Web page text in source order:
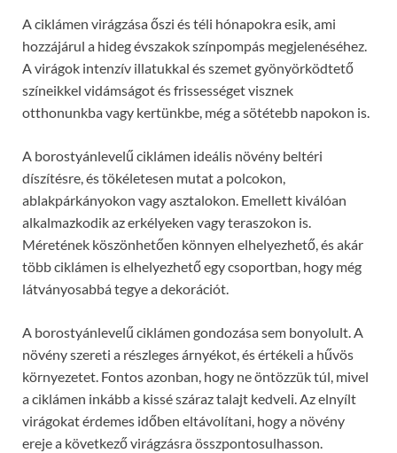
A ciklámen virágzása őszi és téli hónapokra esik, ami
hozzájárul a hideg évszakok színpompás megjelenéséhez.
A virágok intenzív illatukkal és szemet gyönyörködtető
színeikkel vidámságot és frissességet visznek
otthonunkba vagy kertünkbe, még a sötétebb napokon is.
A borostyánlevelű ciklámen ideális növény beltéri
díszítésre, és tökéletesen mutat a polcokon,
ablakpárkányokon vagy asztalokon. Emellett kiválóan
alkalmazkodik az erkélyeken vagy teraszokon is.
Méretének köszönhetően könnyen elhelyezhető, és akár
több ciklámen is elhelyezhető egy csoportban, hogy még
látványosabbá tegye a dekorációt.
A borostyánlevelű ciklámen gondozása sem bonyolult. A
növény szereti a részleges árnyékot, és értékeli a hűvös
környezetet. Fontos azonban, hogy ne öntözzük túl, mivel
a ciklámen inkább a kissé száraz talajt kedveli. Az elnyílt
virágokat érdemes időben eltávolítani, hogy a növény
ereje a következő virágzásra összpontosulhasson.